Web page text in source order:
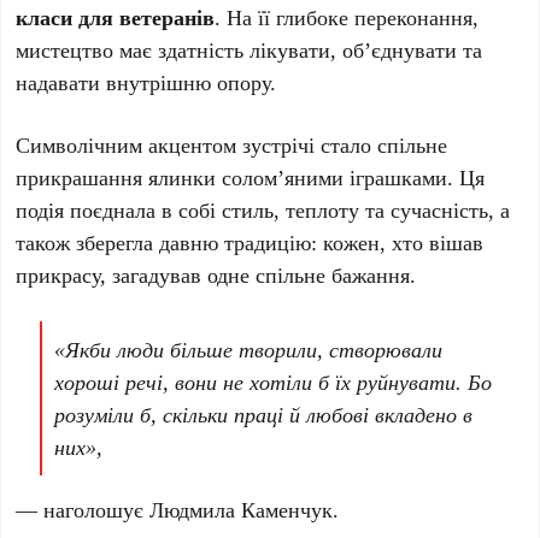
класи для ветеранів. На її глибоке переконання,
мистецтво має здатність лікувати, об’єднувати та
надавати внутрішню опору.
Символічним акцентом зустрічі стало спільне
прикрашання ялинки солом’яними іграшками. Ця
подія поєднала в собі стиль, теплоту та сучасність, а
також зберегла давню традицію: кожен, хто вішав
прикрасу, загадував одне спільне бажання.
«Якби люди більше творили, створювали
хороші речі, вони не хотіли б їх руйнувати. Бо
розуміли б, скільки праці й любові вкладено в
них»,
— наголошує Людмила Каменчук.